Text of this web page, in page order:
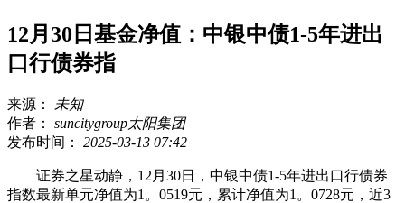
12月30日基金净值：中银中债1-5年进出
口行债券指
来源：
未知
作者： suncitygroup太阳集团
发布时间： 2025-03-13 07:42
证券之星动静，12月30日，中银中债1-5年进出口行债券
指数最新单元净值为1。0519元，累计净值为1。0728元，近3